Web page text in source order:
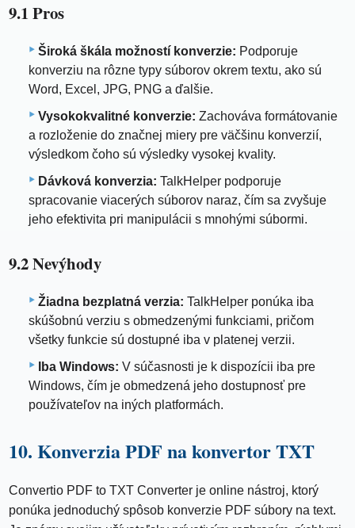
9.1 Pros
Široká škála možností konverzie: Podporuje
konverziu na rôzne typy súborov okrem textu, ako sú
Word, Excel, JPG, PNG a ďalšie.
Vysokokvalitné konverzie: Zachováva formátovanie
a rozloženie do značnej miery pre väčšinu konverzií,
výsledkom čoho sú výsledky vysokej kvality.
Dávková konverzia: TalkHelper podporuje
spracovanie viacerých súborov naraz, čím sa zvyšuje
jeho efektivita pri manipulácii s mnohými súbormi.
9.2 Nevýhody
Žiadna bezplatná verzia: TalkHelper ponúka iba
skúšobnú verziu s obmedzenými funkciami, pričom
všetky funkcie sú dostupné iba v platenej verzii.
Iba Windows: V súčasnosti je k dispozícii iba pre
Windows, čím je obmedzená jeho dostupnosť pre
používateľov na iných platformách.
10. Konverzia PDF na konvertor TXT
Convertio PDF to TXT Converter je online nástroj, ktorý
ponúka jednoduchý spôsob konverzie PDF súbory na text.